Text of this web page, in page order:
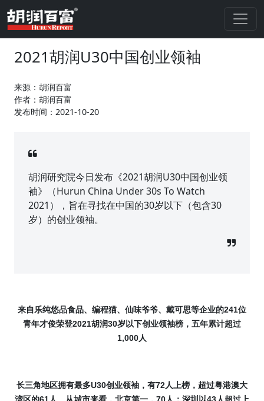
2021胡润U30中国创业领袖
来源：胡润百富
作者：胡润百富
发布时间：2021-10-20
胡润研究院今日发布《2021胡润U30中国创业领
袖》（Hurun China Under 30s To Watch
2021），旨在寻找在中国的30岁以下（包含30
岁）的创业领袖。
来自乐纯悠品食品、编程猫、仙味爷爷、戴可思等企业的241位
青年才俊荣登2021胡润30岁以下创业领袖榜，五年累计超过
1,000人
长三角地区拥有最多U30创业领袖，有72人上榜，超过粤港澳大